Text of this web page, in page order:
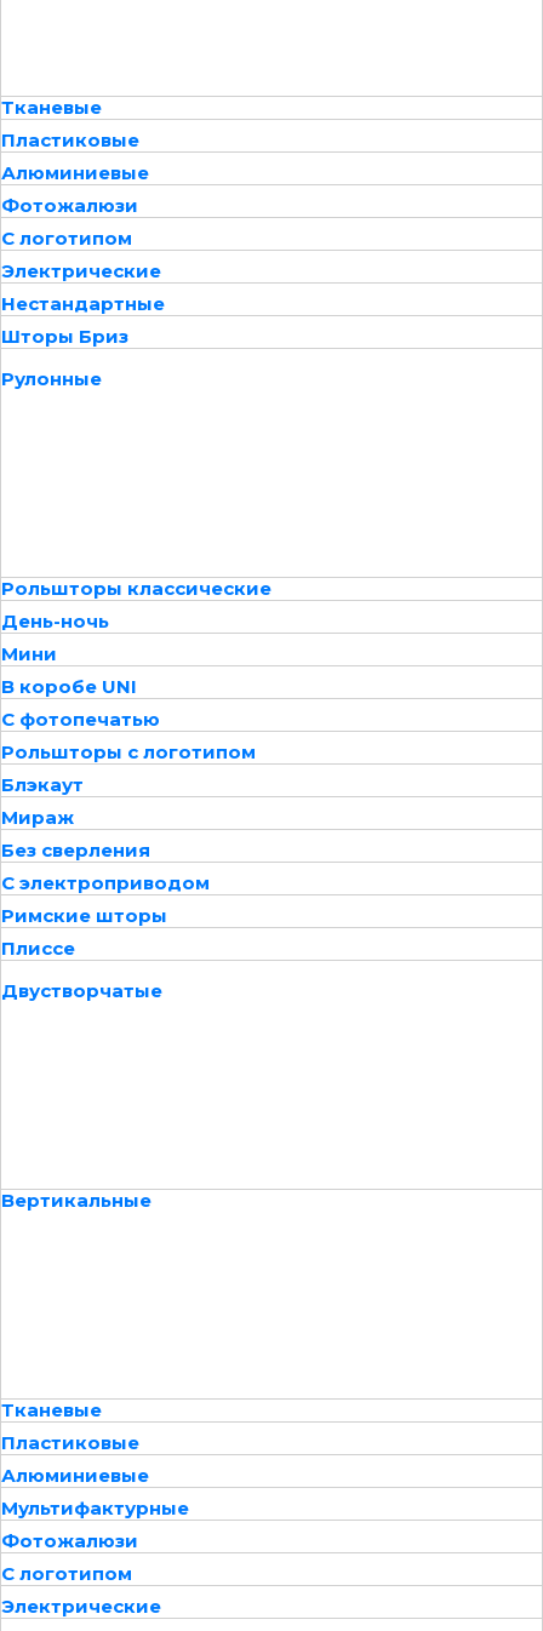
Тканевые
Пластиковые
Алюминиевые
Фотожалюзи
С логотипом
Электрические
Нестандартные
Шторы Бриз
Рулонные
Рольшторы классические
День-ночь
Мини
В коробе UNI
С фотопечатью
Рольшторы с логотипом
Блэкаут
Мираж
Без сверления
С электроприводом
Римские шторы
Плиссе
Двустворчатые
Вертикальные
Тканевые
Пластиковые
Алюминиевые
Мультифактурные
Фотожалюзи
С логотипом
Электрические